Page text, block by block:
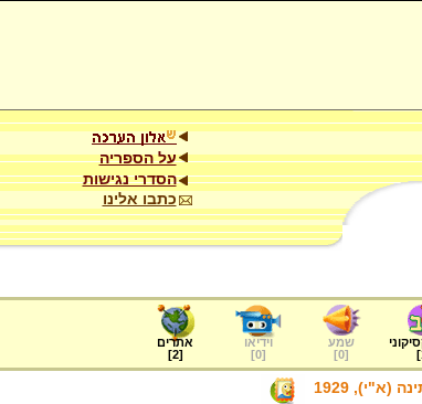
על הספריה
הסדרי נגישות
כתבו אלינו
]
שמע
[
0
]
וידיאו
[
0
]
אתרים
[
2
]
1929